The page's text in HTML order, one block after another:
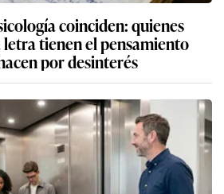
coinciden: quienes
tienen el pensamiento
por desinterés